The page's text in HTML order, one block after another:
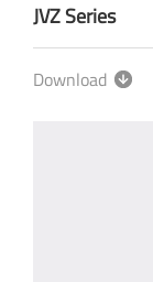
JVZ Series
Download